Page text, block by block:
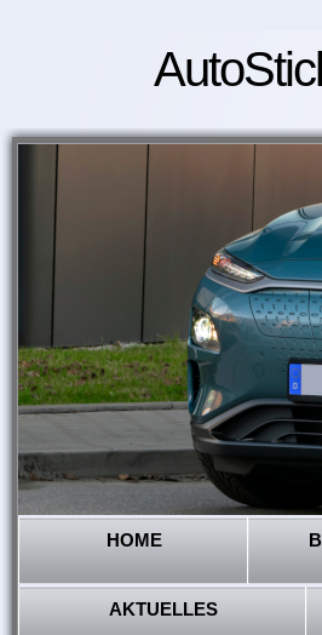
HOME
AKTUELLES